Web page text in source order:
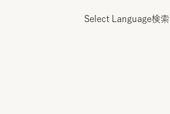
Select Language検索